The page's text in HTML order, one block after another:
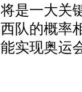
是一大关
队的概率
实现奥运